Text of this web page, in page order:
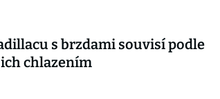
s brzdami souvisí podle
chlazením